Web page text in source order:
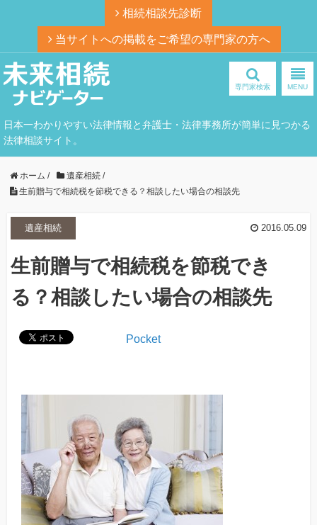
相続相談先診断
当サイトへの掲載をご希望の専門家の方へ
日本一わかりやすい法律情報と弁護士・法律事務所が簡単に見つかる
法律相談サイト。
専門家検索 MENU
ホーム / 遺産相続 /
生前贈与で相続税を節税できる？相談したい場合の相談先
遺産相続 2016.05.09
生前贈与で相続税を節税でき
る？相談したい場合の相談先
Pocket